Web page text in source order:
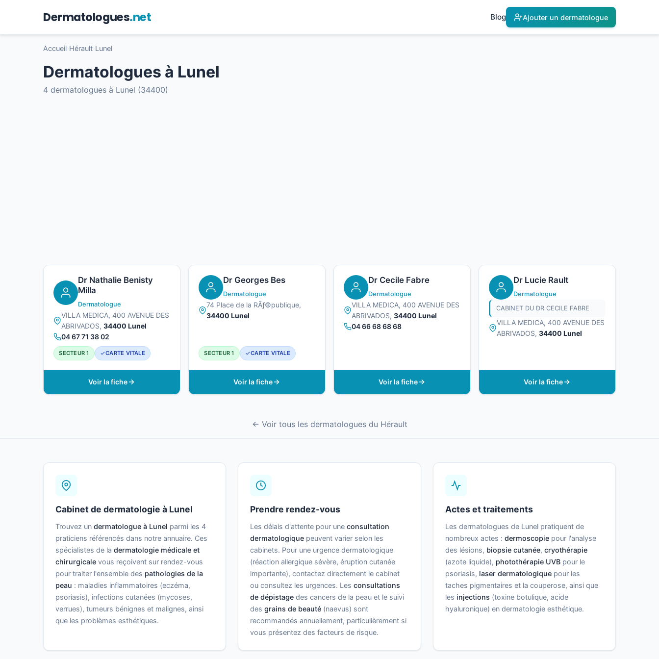
Dermatologues.net Blog Ajouter un dermatologue
Accueil Hérault Lunel
Dermatologues à Lunel
4 dermatologues à Lunel (34400)
Dr Nathalie Benisty
Milla
Dermatologue
VILLA MEDICA, 400 AVENUE DES
ABRIVADOS, 34400 Lunel
04 67 71 38 02
SECTEUR 1 CARTE VITALE
Voir la fiche
Dr Georges Bes
Dermatologue
74 Place de la RÃƒ©publique,
34400 Lunel
SECTEUR 1 CARTE VITALE
Voir la fiche
Dr Cecile Fabre
Dermatologue
VILLA MEDICA, 400 AVENUE DES
ABRIVADOS, 34400 Lunel
04 66 68 68 68
Voir la fiche
Dr Lucie Rault
Dermatologue
CABINET DU DR CECILE FABRE
VILLA MEDICA, 400 AVENUE DES
ABRIVADOS, 34400 Lunel
Voir la fiche
← Voir tous les dermatologues du Hérault
Cabinet de dermatologie à Lunel
Trouvez un dermatologue à Lunel parmi les 4
praticiens référencés dans notre annuaire. Ces
spécialistes de la dermatologie médicale et
chirurgicale vous reçoivent sur rendez-vous
pour traiter l'ensemble des pathologies de la
peau : maladies inflammatoires (eczéma,
psoriasis), infections cutanées (mycoses,
verrues), tumeurs bénignes et malignes, ainsi
que les problèmes esthétiques.
Prendre rendez-vous
Les délais d'attente pour uneconsultation
dermatologique peuvent varier selon les
cabinets. Pour une urgence dermatologique
(réaction allergique sévère, éruption cutanée
importante), contactez directement le cabinet
ou consultez les urgences. Lesconsultations
de dépistage des cancers de la peau et le suivi
desgrains de beauté (naevus) sont
recommandés annuellement, particulièrement si
vous présentez des facteurs de risque.
Actes et traitements
Les dermatologues de Lunel pratiquent de
nombreux actes : dermoscopiepour l'analyse
des lésions, biopsie cutanée, cryothérapie
(azote liquide), photothérapie UVBpour le
psoriasis, laser dermatologiquepour les
taches pigmentaires et la couperose, ainsi que
les injections (toxine botulique, acide
hyaluronique) en dermatologie esthétique.